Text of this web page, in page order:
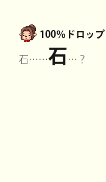
100％ドロップ
石……石…？